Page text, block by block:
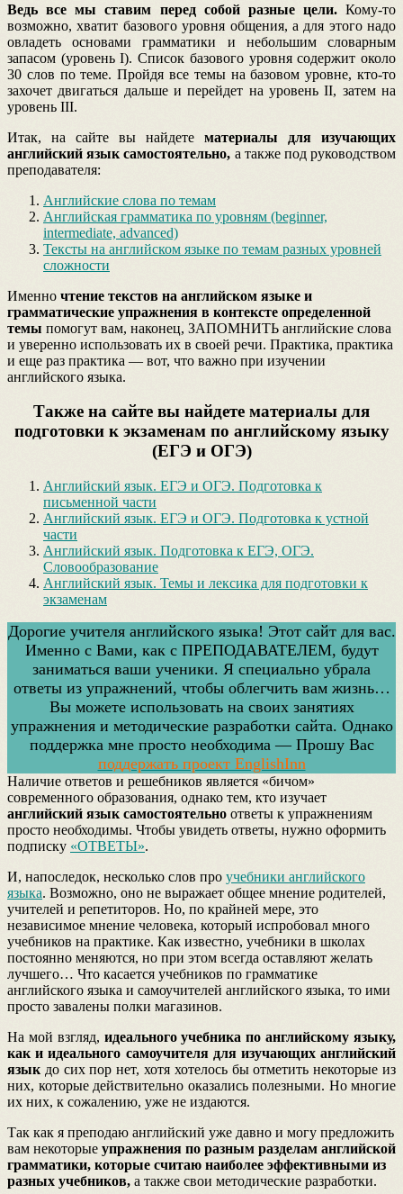
Ведь все мы ставим перед собой разные цели.Кому-то
возможно, хватит базового уровня общения, а для этого надо
овладеть основами грамматики и небольшим словарным
запасом (уровень I). Список базового уровня содержит около
30 слов по теме. Пройдя все темы на базовом уровне, кто-то
захочет двигаться дальше и перейдет на уровень II, затем на
уровень III.
Итак, на сайте вы найдете материалы для изучающих
английский язык самостоятельно, а также под руководством
преподавателя:
Английские слова по темам
Английская грамматика по уровням (beginner,
intermediate, advanced)
Тексты на английском языке по темам разных уровней
сложности
Именно чтение текстов на английском языке и
грамматические упражнения в контексте определенной
темы помогут вам, наконец, ЗАПОМНИТЬ английские слова
и уверенно использовать их в своей речи. Практика, практика
и еще раз практика — вот, что важно при изучении
английского языка.
Также на сайте вы найдете материалы для
подготовки к экзаменам по английскому языку
(ЕГЭ и ОГЭ)
Английский язык. ЕГЭ и ОГЭ. Подготовка к
письменной части
Английский язык. ЕГЭ и ОГЭ. Подготовка к устной
части
Английский язык. Подготовка к ЕГЭ, ОГЭ.
Словообразование
Английский язык. Темы и лексика для подготовки к
экзаменам
Дорогие учителя английского языка! Этот сайт для вас.
Именно с Вами, как с ПРЕПОДАВАТЕЛЕМ, будут
заниматься ваши ученики. Я специально убрала
ответы из упражнений, чтобы облегчить вам жизнь…
Вы можете использовать на своих занятиях
упражнения и методические разработки сайта. Однако
поддержка мне просто необходима — Прошу Вас
поддержать проект EnglishInn
Hаличие ответов и решебников является «бичом»
современного образования, однако тем, кто изучает
английский язык самостоятельно ответы к упражнениям
просто необходимы. Чтобы увидеть ответы, нужно оформить
подписку «ОТВЕТЫ».
И, напоследок, несколько слов про учебники английского
языка. Возможно, оно не выражает общее мнение родителей,
учителей и репетиторов. Но, по крайней мере, это
независимое мнение человека, который испробовал много
учебников на практике. Как известно, учебники в школах
постоянно меняются, но при этом всегда оставляют желать
лучшего… Что касается учебников по грамматике
английского языка и самоучителей английского языка, то ими
просто завалены полки магазинов.
На мой взгляд, идеального учебника по английскому языку,
как и идеального самоучителя для изучающих английский
язык до сих пор нет, хотя хотелось бы отметить некоторые из
них, которые действительно оказались полезными. Но многие
их них, к сожалению, уже не издаются.
Так как я преподаю английский уже давно и могу предложить
вам некоторые упражнения по разным разделам английской
грамматики, которые считаю наиболее эффективными из
разных учебников, а также свои методические разработки.